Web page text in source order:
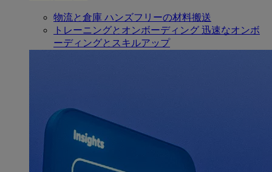
物流と倉庫 ハンズフリーの材料搬送
トレーニングとオンボーディング 迅速なオンボ
ーディングとスキルアップ